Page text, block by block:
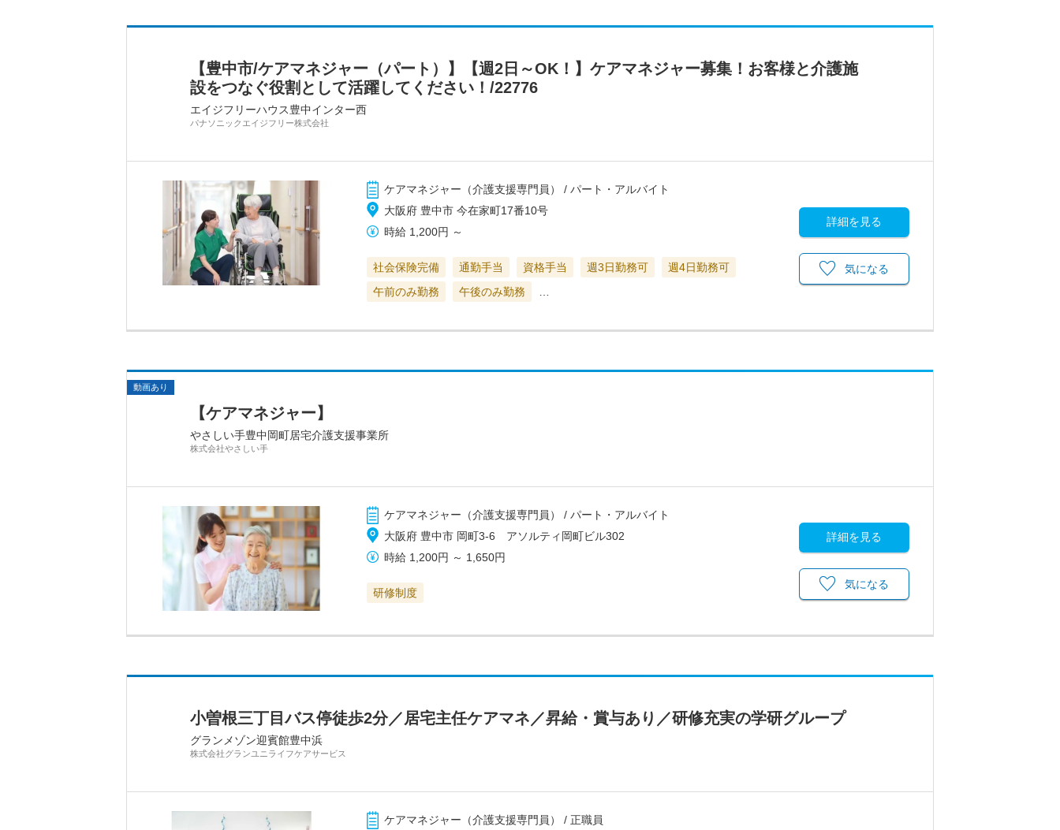
【豊中市/ケアマネジャー（パート）】【週2日～OK！】ケアマネジャー募集！お客様と介護施
設をつなぐ役割として活躍してください！/22776
エイジフリーハウス豊中インター西
パナソニックエイジフリー株式会社
ケアマネジャー（介護支援専門員） / パート・アルバイト
大阪府 豊中市 今在家町17番10号
時給 1,200円 ～
社会保険完備 通勤手当 資格手当 週3日勤務可
週4日勤務可
午前のみ勤務
午後のみ勤務
詳細を見る
気になる
動画あり
【ケアマネジャー】
やさしい手豊中岡町居宅介護支援事業所
株式会社やさしい手
ケアマネジャー（介護支援専門員） / パート・アルバイト
大阪府 豊中市 岡町3-6 アソルティ岡町ビル302
時給 1,200円 ～ 1,650円
研修制度
詳細を見る
気になる
小曽根三丁目バス停徒歩2分／居宅主任ケアマネ／昇給・賞与あり／研修充実の学研グループ
グランメゾン迎賓館豊中浜
株式会社グランユニライフケアサービス
ケアマネジャー（介護支援専門員） / 正職員